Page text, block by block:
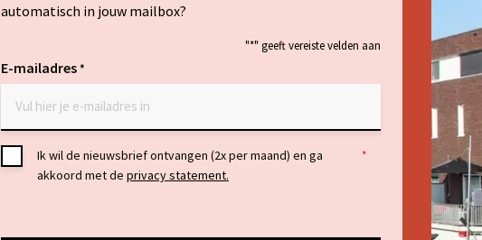
automatisch in jouw mailbox?
"*" geeft vereiste velden aan
E-mailadres*
Toestemming
Ik wil de nieuwsbrief ontvangen (2x per maand) en ga
akkoord met de privacy statement.
*